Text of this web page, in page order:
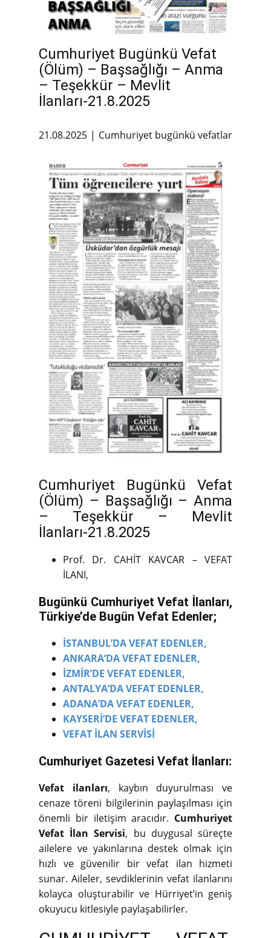
Cumhuriyet Bugünkü Vefat
(Ölüm) – Başsağlığı – Anma
– Teşekkür – Mevlit
İlanları-21.8.2025
21.08.2025 Cumhuriyet bugünkü vefatlar
Cumhuriyet Bugünkü Vefat
(Ölüm) – Başsağlığı – Anma
– Teşekkür – Mevlit
İlanları-21.8.2025
Prof. Dr. CAHİT KAVCAR – VEFAT
İLANI,
Bugünkü Cumhuriyet Vefat İlanları,
Türkiye’de Bugün Vefat Edenler;
İSTANBUL’DA VEFAT EDENLER,
ANKARA’DA VEFAT EDENLER,
İZMİR’DE VEFAT EDENLER,
ANTALYA’DA VEFAT EDENLER,
ADANA’DA VEFAT EDENLER,
KAYSERİ’DE VEFAT EDENLER,
VEFAT İLAN SERVİSİ
Cumhuriyet Gazetesi Vefat İlanları:
Vefat ilanları, kaybın duyurulması ve
cenaze töreni bilgilerinin paylaşılması için
önemli bir iletişim aracıdır. Cumhuriyet
Vefat İlan Servisi, bu duygusal süreçte
ailelere ve yakınlarına destek olmak için
hızlı ve güvenilir bir vefat ilan hizmeti
sunar. Aileler, sevdiklerinin vefat ilanlarını
kolayca oluşturabilir ve Hürriyet’in geniş
okuyucu kitlesiyle paylaşabilirler.